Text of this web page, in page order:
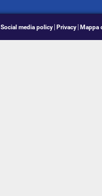
Social media policy Privacy Mappa